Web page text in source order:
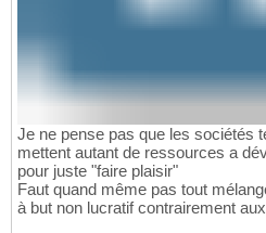
Je ne pense pas que les sociétés
mettent autant de ressources a
pour juste "faire plaisir"
Faut quand même pas tout
à but non lucratif contrairement